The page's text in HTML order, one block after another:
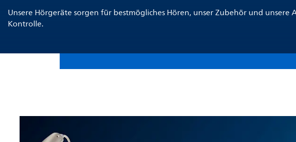
Unsere Hörgeräte sorgen für bestmögliches Hören, unser Zubehör und
Kontrolle.